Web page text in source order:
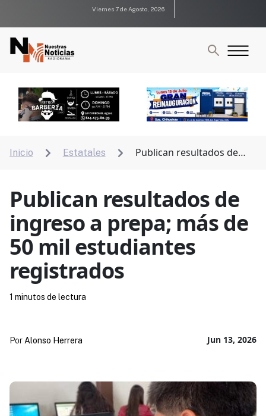
Viernes 7 de Agosto, 2026
Inicio  Estatales 
Publican resultados de
Publican resultados de
ingreso a prepa; más de
50 mil estudiantes
registrados
Jun 13, 2026
Por Alonso Herrera
1 minutos de lectura